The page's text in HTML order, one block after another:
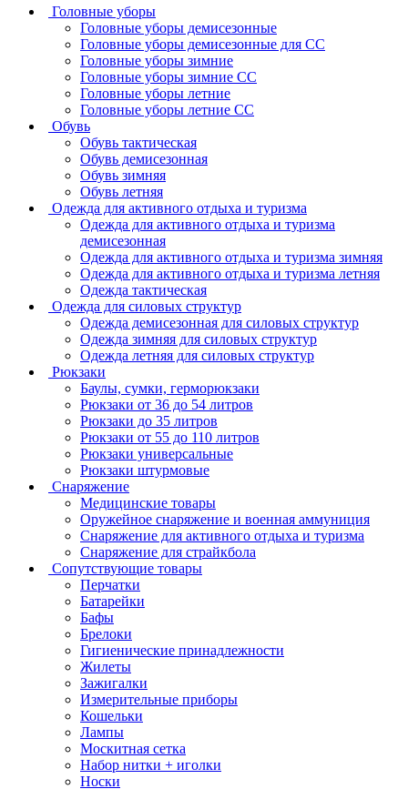
Головные уборы
Головные уборы демисезонные
Головные уборы демисезонные для СС
Головные уборы зимние
Головные уборы зимние СС
Головные уборы летние
Головные уборы летние СС
Обувь
Обувь тактическая
Обувь демисезонная
Обувь зимняя
Обувь летняя
Одежда для активного отдыха и туризма
Одежда для активного отдыха и туризма
демисезонная
Одежда для активного отдыха и туризма зимняя
Одежда для активного отдыха и туризма летняя
Одежда тактическая
Одежда для силовых структур
Одежда демисезонная для силовых структур
Одежда зимняя для силовых структур
Одежда летняя для силовых структур
Рюкзаки
Баулы, сумки, герморюкзаки
Рюкзаки от 36 до 54 литров
Рюкзаки до 35 литров
Рюкзаки от 55 до 110 литров
Рюкзаки универсальные
Рюкзаки штурмовые
Снаряжение
Медицинские товары
Оружейное снаряжение и военная аммуниция
Снаряжение для активного отдыха и туризма
Снаряжение для страйкбола
Сопутствующие товары
Перчатки
Батарейки
Бафы
Брелоки
Гигиенические принадлежности
Жилеты
Зажигалки
Измерительные приборы
Кошельки
Лампы
Москитная сетка
Набор нитки + иголки
Носки